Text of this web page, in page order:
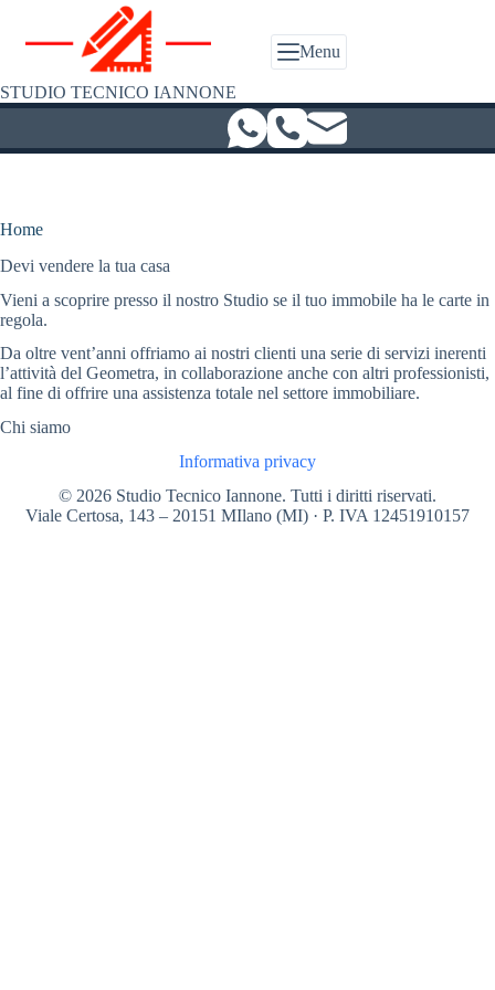
contenuto
STUDIO TECNICO IANNONE
Menu
Home
Devi vendere la tua casa
Vieni a scoprire presso il nostro Studio se il tuo immobile ha le carte in
regola.
Da oltre vent’anni offriamo ai nostri clienti una serie di servizi inerenti
l’attività del Geometra, in collaborazione anche con altri professionisti,
al fine di offrire una assistenza totale nel settore immobiliare.
Chi siamo
Informativa privacy
© 2026 Studio Tecnico Iannone. Tutti i diritti riservati.
Viale Certosa, 143 – 20151 MIlano (MI) · P. IVA 12451910157